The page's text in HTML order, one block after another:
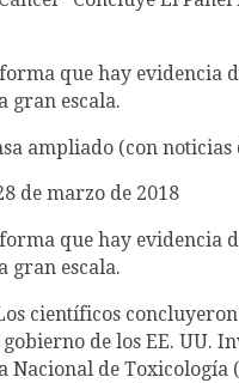
que hay evidencia
gran escala.
ampliado (con
de marzo de 2018
que hay evidencia
gran escala.
científicos
gobierno de los EE. UU.
Nacional de Toxicología